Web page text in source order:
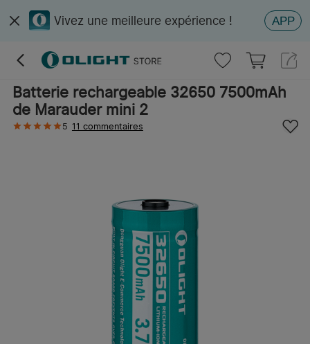
Vivez une meilleure expérience ! APP
Batterie rechargeable 32650 7500mAh
de Marauder mini 2
5 11 commentaires